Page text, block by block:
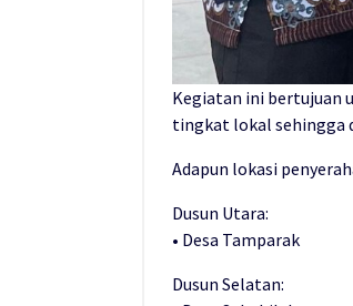
Kegiatan ini bertujuan
tingkat lokal sehingga
Adapun lokasi
Dusun Utara:
• Desa Tamparak
Dusun Selatan: